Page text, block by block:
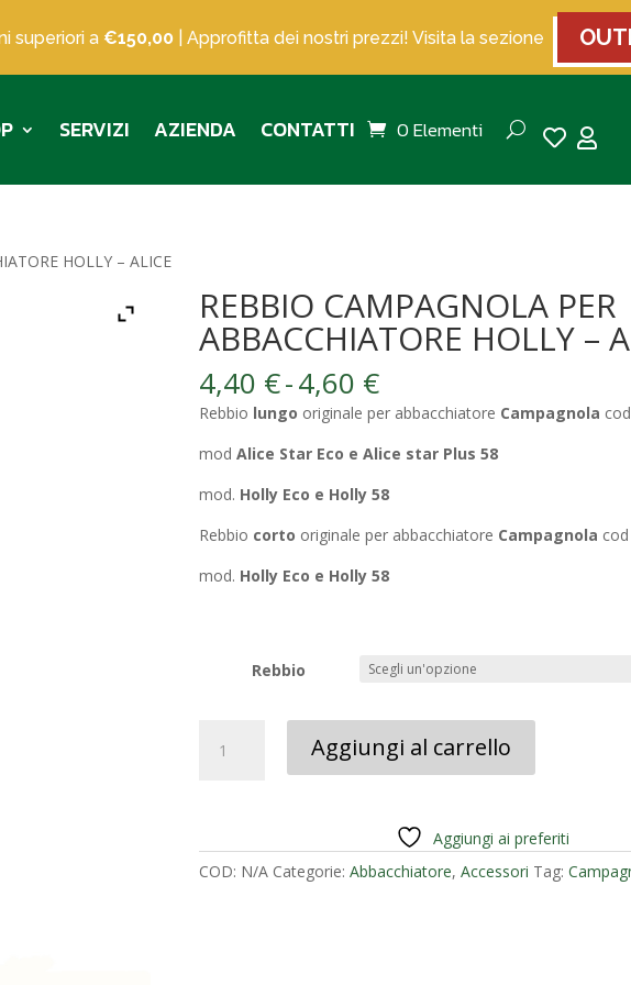
superiori a €150,00 | Approfitta dei nostri prezzi! Visita la sezione
SERVIZI AZIENDA CONTATTI 0 Elementi  
HOLLY – ALICE
REBBIO CAMPAGNOLA PER
ABBACCHIATORE HOLLY –
4,40 €-4,60 €Fascia
di
prezzo:
da
4,40 €
a
4,60 €
Rebbio lungo originale per abbacchiatore Campagnola cod
mod Alice Star Eco e Alice star Plus 58
mod. Holly Eco e Holly 58
Rebbio corto originale per abbacchiatore Campagnola cod
mod. Holly Eco e Holly 58
Rebbio
CAMPAGNOLA
-
ALICE
Aggiungi al carrello
Aggiungi ai preferiti
COD: N/A Categorie: Abbacchiatore, Accessori Tag: